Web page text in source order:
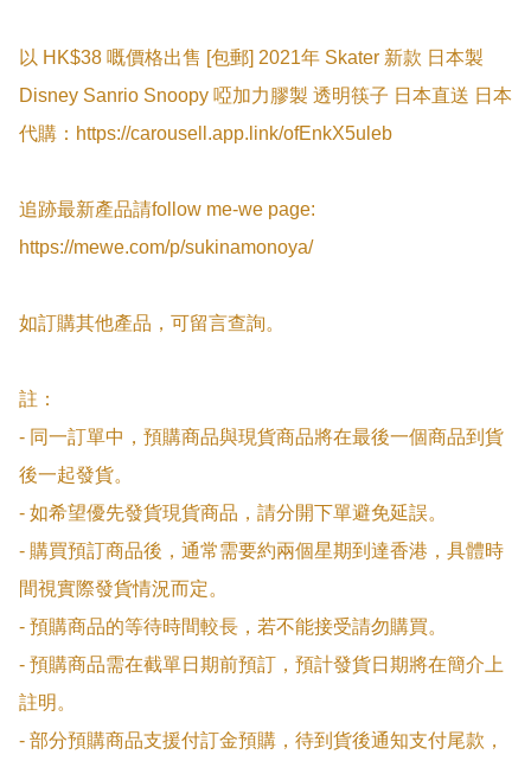
以 HK$38 嘅價格出售 [包郵] 2021年 Skater 新款 日本製
Disney Sanrio Snoopy 啞加力膠製 透明筷子 日本直送 日本
代購：https://carousell.app.link/ofEnkX5uleb
追跡最新產品請follow me-we page:
https://mewe.com/p/sukinamonoya/
如訂購其他產品，可留言查詢。
註：
- 同一訂單中，預購商品與現貨商品將在最後一個商品到貨
後一起發貨。
- 如希望優先發貨現貨商品，請分開下單避免延誤。
- 購買預訂商品後，通常需要約兩個星期到達香港，具體時
間視實際發貨情況而定。
- 預購商品的等待時間較長，若不能接受請勿購買。
- 預購商品需在截單日期前預訂，預計發貨日期將在簡介上
註明。
- 部分預購商品支援付訂金預購，待到貨後通知支付尾款，